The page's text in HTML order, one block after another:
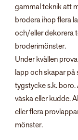
gammal teknik att
brodera ihop flera
och/eller dekorera
broderimönster.
Under kvällen
lapp och skapar på
tygstycke s.k. boro.
väska eller kudde.
eller flera
mönster.